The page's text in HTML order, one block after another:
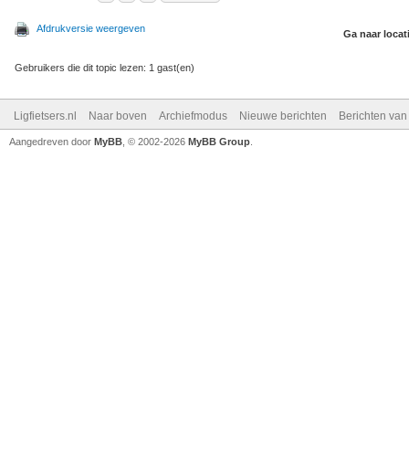
Afdrukversie weergeven Ga naar
Gebruikers die dit topic lezen: 1 gast(en)
Ligfietsers.nl Naar boven Archiefmodus Nieuwe berichten Berichten
Aangedreven door MyBB , © 2002-2026 MyBB Group